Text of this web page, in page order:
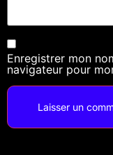
Enregistrer mon
navigateur pour